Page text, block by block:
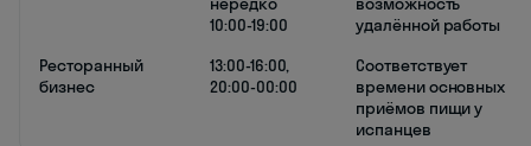
10:00-19:00
удалённой работы
Ресторанный
бизнес
13:00-16:00,
20:00-00:00
Соответствует
времени основных
приёмов пищи у
испанцев